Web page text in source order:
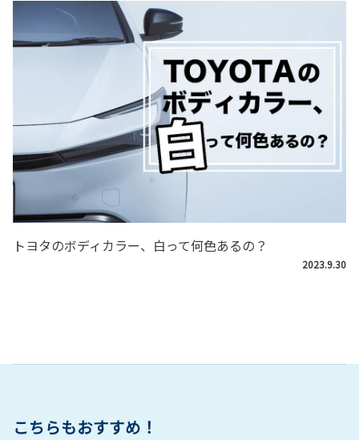
トヨタのボディカラー、白って何色あるの？
2023.9.30
こちらもおすすめ！